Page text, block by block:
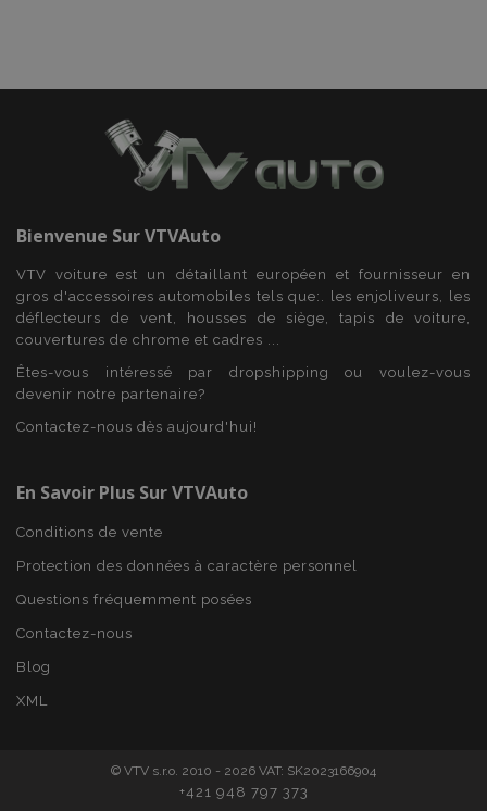
Bienvenue SurVTVAuto
VTV voiture est un détaillant européen et fournisseur en
gros d'accessoires automobiles tels que:. les enjoliveurs, les
déflecteurs de vent, housses de siège, tapis de voiture,
couvertures de chrome et cadres ...
Êtes-vous intéressé par dropshipping ou voulez-vous
devenir notre partenaire?
Contactez-nous dès aujourd'hui!
En Savoir Plus Sur VTVAuto
Conditions de vente
Protection des données à caractère personnel
Questions fréquemment posées
Contactez-nous
Blog
XML
© VTV s.r.o. 2010 - 2026 VAT: SK2023166904
+421 948 797 373
Strictement nécessaires
Ciblage
Fonctionnalité
connexion des utilisateurs et la gestion des
correctement sans les cookies strictement
nécessaires.
Nom
Fournisseur/
mage-cache-sessid
Adobe Inc.